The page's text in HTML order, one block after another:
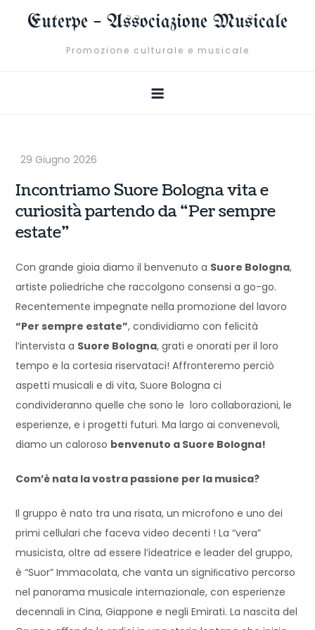
Euterpe – Associazione Musicale
Promozione culturale e musicale
Incontriamo Suore Bologna vita e
curiosità partendo da “Per sempre
estate”
Con grande gioia diamo il benvenuto a Suore Bologna,
artiste poliedriche che raccolgono consensi a go-go.
Recentemente impegnate nella promozione del lavoro
“Per sempre estate”, condividiamo con felicità
l’intervista a Suore Bologna, grati e onorati per il loro
tempo e la cortesia riservataci! Affronteremo perciò
aspetti musicali e di vita, Suore Bologna ci
condivideranno quelle che sono le loro collaborazioni, le
esperienze, e i progetti futuri. Ma largo ai convenevoli,
diamo un caloroso benvenuto a Suore Bologna!
Com’è nata la vostra passione per la musica?
Il gruppo è nato tra una risata, un microfono e uno dei
primi cellulari che faceva video decenti ! La “vera”
musicista, oltre ad essere l’ideatrice e leader del gruppo,
è “Suor” Immacolata, che vanta un signiﬁcativo percorso
nel panorama musicale internazionale, con esperienze
decennali in Cina, Giappone e negli Emirati. La nascita del